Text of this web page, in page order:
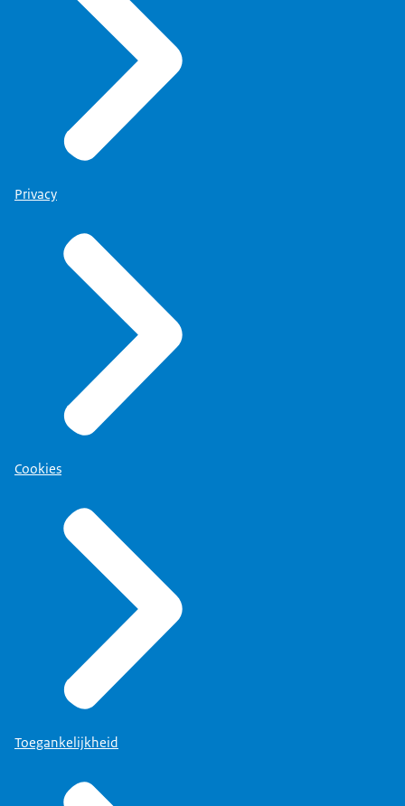
Privacy
Cookies
Toegankelijkheid